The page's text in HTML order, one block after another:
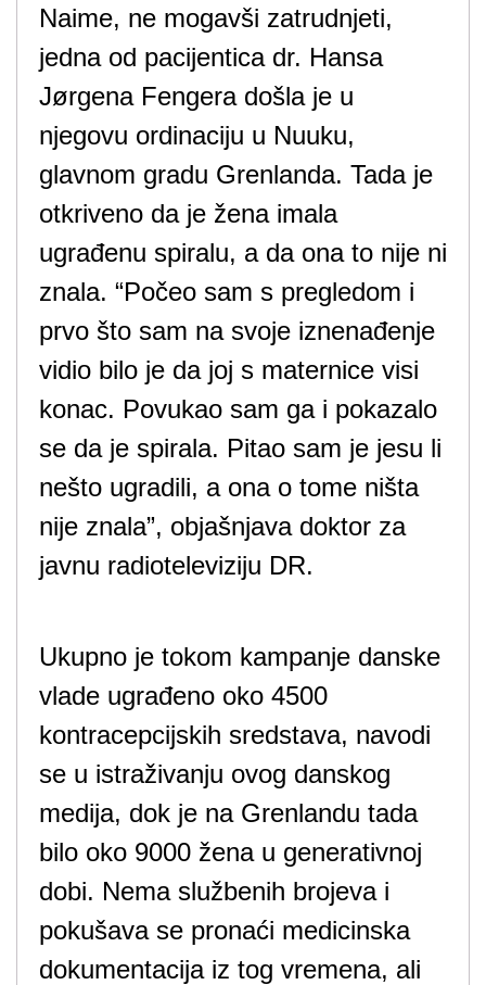
Naime, ne mogavši zatrudnjeti,
jedna od pacijentica dr. Hansa
Jørgena Fengera došla je u
njegovu ordinaciju u Nuuku,
glavnom gradu Grenlanda. Tada je
otkriveno da je žena imala
ugrađenu spiralu, a da ona to nije ni
znala. “Počeo sam s pregledom i
prvo što sam na svoje iznenađenje
vidio bilo je da joj s maternice visi
konac. Povukao sam ga i pokazalo
se da je spirala. Pitao sam je jesu li
nešto ugradili, a ona o tome ništa
nije znala”, objašnjava doktor za
javnu radioteleviziju DR.
Ukupno je tokom kampanje danske
vlade ugrađeno oko 4500
kontracepcijskih sredstava, navodi
se u istraživanju ovog danskog
medija, dok je na Grenlandu tada
bilo oko 9000 žena u generativnoj
dobi. Nema službenih brojeva i
pokušava se pronaći medicinska
dokumentacija iz tog vremena, ali